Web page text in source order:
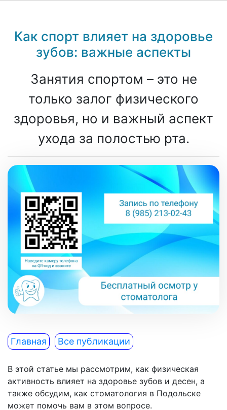
Как спорт влияет на здоровье
зубов: важные аспекты
Занятия спортом – это не
только залог физического
здоровья, но и важный аспект
ухода за полостью рта.
Главная Все публикации
В этой статье мы рассмотрим, как физическая
активность влияет на здоровье зубов и десен, а
также обсудим, как стоматология в Подольске
может помочь вам в этом вопросе.